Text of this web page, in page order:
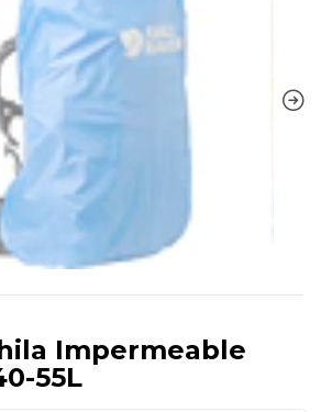
Impermeable
55L